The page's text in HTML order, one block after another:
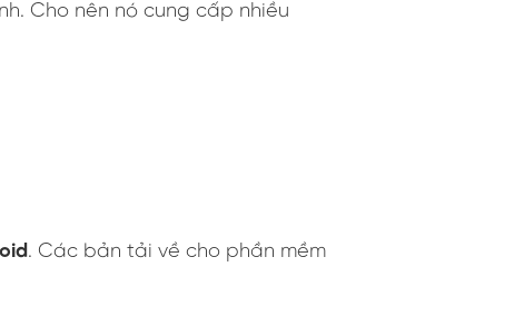
Cho nên nó cung cấp nhiều
. Các bản tải về cho phần mềm